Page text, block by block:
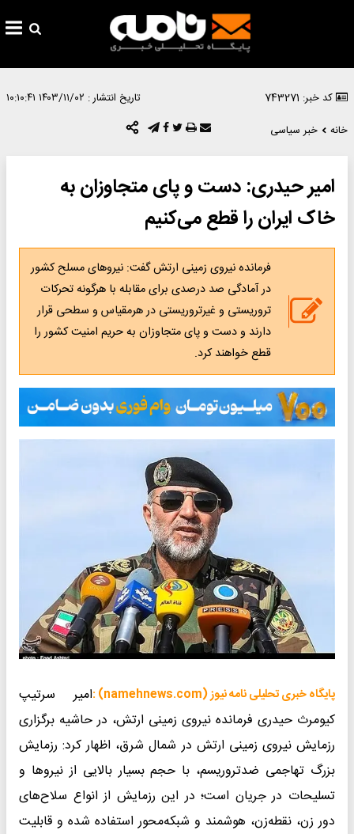
کد خبر: 743271 تاریخ انتشار : ۱۴۰۳/۱۱/۰۲ ۱۰:۱۰:۴۱
خانه
خبر سیاسی
امیر حیدری: دست و پای متجاوزان به
خاک ایران را قطع می‌کنیم
فرمانده نیروی زمینی ارتش گفت: نیروهای مسلح کشور
در آمادگی صد درصدی برای مقابله با هرگونه تحرکات
تروریستی و غیرتروریستی در هرمقیاس و سطحی قرار
دارند و دست و پای متجاوزان به حریم امنیت کشور را
قطع خواهند کرد.
پایگاه خبری تحلیلی نامه نیوز (namehnews.com) :
امیر سرتیپ
کیومرث حیدری‌ فرمانده نیروی زمینی ارتش، در حاشیه برگزاری
رزمایش نیروی زمینی ارتش در شمال شرق، اظهار کرد: رزمایش
بزرگ تهاجمی ضدتروریسم، با حجم بسیار بالایی از نیروها و
تسلیحات در جریان است؛ در این رزمایش از انواع سلاح‌های
دور زن، نقطه‌زن، هوشمند و شبکه‌محور استفاده شده و قابلیت